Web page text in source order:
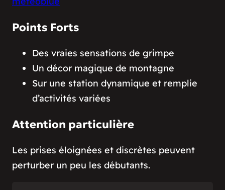
Points Forts
Des vraies sensations de grimpe
Un décor magique de montagne
Sur une station dynamique et remplie
d’activités variées
Attention particulière
Les prises éloignées et discrètes peuvent
perturber un peu les débutants.